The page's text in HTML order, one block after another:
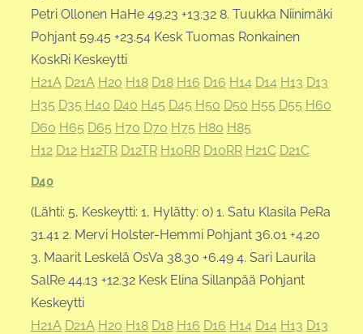
Petri Ollonen HaHe 49.23 +13.32 8. Tuukka Niinimäki
Pohjant 59.45 +23.54 Kesk Tuomas Ronkainen
KoskRi Keskeytti
H21A D21A H20 H18 D18 H16 D16 H14 D14 H13 D13
H35 D35 H40 D40 H45 D45 H50 D50 H55 D55 H60
D60 H65 D65 H70 D70 H75 H80 H85
H12 D12 H12TR D12TR H10RR D10RR H21C D21C
D40
(Lähti: 5, Keskeytti: 1, Hylätty: 0) 1. Satu Klasila PeRa
31.41 2. Mervi Holster-Hemmi Pohjant 36.01 +4.20
3. Maarit Leskelä OsVa 38.30 +6.49 4. Sari Laurila
SalRe 44.13 +12.32 Kesk Elina Sillanpää Pohjant
Keskeytti
H21A D21A H20 H18 D18 H16 D16 H14 D14 H13 D13